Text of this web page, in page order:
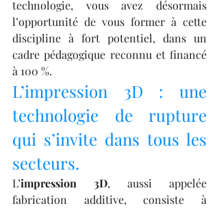
technologie, vous avez désormais
l’opportunité de vous former à cette
discipline à fort potentiel, dans un
cadre pédagogique reconnu et financé
à 100 %.
L’impression 3D : une
technologie de rupture
qui s’invite dans tous les
secteurs.
L’impression 3D, aussi appelée
fabrication additive, consiste à